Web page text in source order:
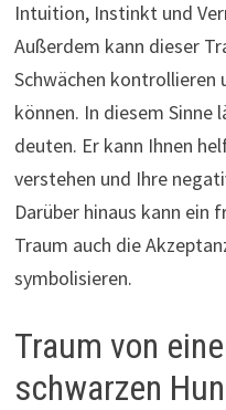
Intuition, Instinkt und
Außerdem kann dieser
Schwächen kontrollieren
können. In diesem Sinne
deuten. Er kann Ihnen
verstehen und Ihre
Darüber hinaus kann ein
Traum auch die
symbolisieren.
Traum von
schwarzen